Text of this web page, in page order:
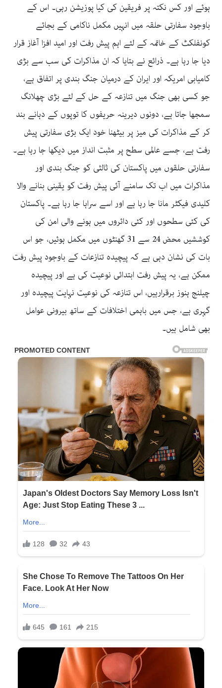
ہوئے اور کس نکتہ پر فریقین کی کیا پوزیشن رہی۔ اس کے
باوجود سفارتی حلقہ میں انہیں مکمل ناکامی کے بجائے
کونفلکٹ کے خاتمہ کے لئے اہم پیش رفت اور امید افزا آغاز قرار
دیا جا رہا ہے۔ ذرائع نے بتایا کہ ان مذاکرات کی سب سے بڑی
کامیابی امریکہ اور ایران کے درمیان جنگ بندی پر اتفاق ہے،
جو کسی بھی جنگ میں تنازعہ کے حل کے لئے بڑی چھلانگ
سمجھا جاتا ہے، دونوں دیرینہ حریفوں کا توپوں کے دہانے بند
کر کے مذاکرات کی میز پر بیٹھنا خود ایک بڑی سفارتی پیش
رفت ہے، جسے عالمی سطح پر مثبت انداز میں دیکھا جا رہا ہے۔
سفارتی حلقوں میں پاکستان کی ثالثی کو جنگ بندی اور
مذاکرات میں اب تک سامنے آئی پیش رفت کو یقینی بنانے والا
کلیدی فیکٹر مانا جا رہا ہے اور اسے سراہا جا رہا ہے۔ پاکستان
کی کئی سطحوں اور کئی دائروں میں ہونے والی امن کی
کوششیں محض 24 سے 31 گھنٹوں میں مکمل ہوئیں، جو اس
بات کی نشان دہی ہے کہ پیچیدہ تنازعات کے باوجود پیش رفت
ممکن ہے، یہ پیش رفت ابتدائی نوعیت کی ہے اور پیچیدہ
چیلنج ہنوز برقرارہیں، اس تنازعہ کی نوعیت نہایت پیچیدہ اور
گہری ہے، جس میں باہمی اختلافات کے ساتھ بیرونی عوامل
بھی شامل ہیں۔